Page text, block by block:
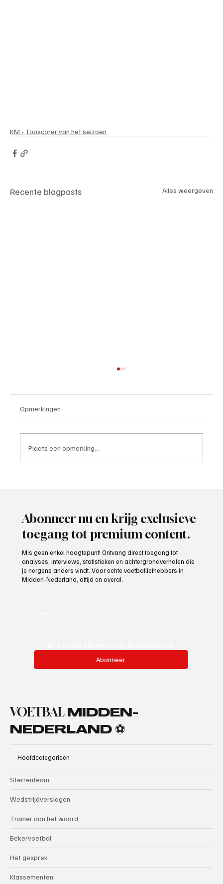
KM - Topscorer van het seizoen
Recente blogposts Alles weergeven
Opmerkingen
Plaats een opmerking...
Abonneer nu en krijg exclusieve
toegang tot premium content.
Mis geen enkel hoogtepunt! Ontvang direct toegang tot
analyses, interviews, statistieken en achtergrondverhalen die
je nergens anders vindt. Voor echte voetballiefhebbers in
Midden-Nederland, altijd en overal.
Abonneer
VOETBAL MIDDEN-
NEDERLAND ⚽
Hoofdcategorieën
Sterrenteam
Wedstrijdverslagen
Trainer aan het woord
Bekervoetbal
Het gesprek
Klassementen